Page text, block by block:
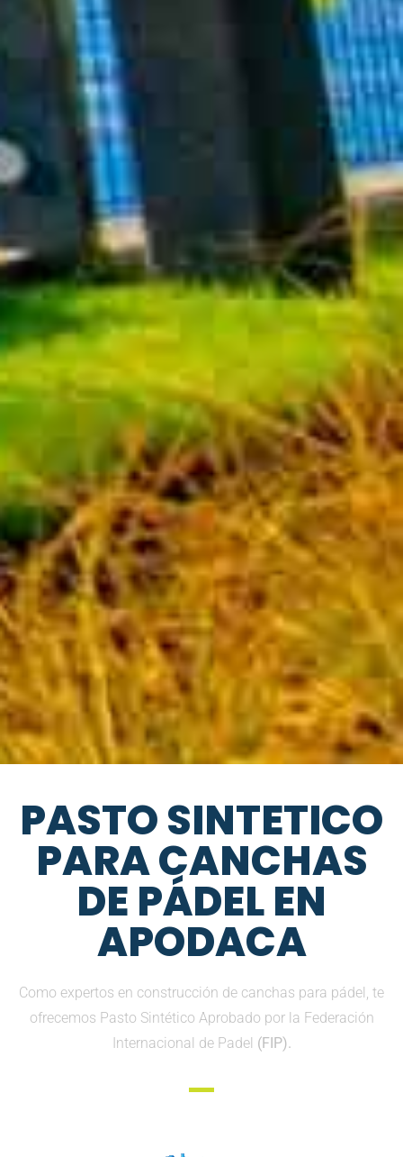
PASTO SINTETICO
PARA CANCHAS
DE PÁDEL EN
APODACA
Como expertos en construcción de canchas para pádel, te
ofrecemos Pasto Sintético Aprobado por la Federación
Internacional de Padel (FIP).